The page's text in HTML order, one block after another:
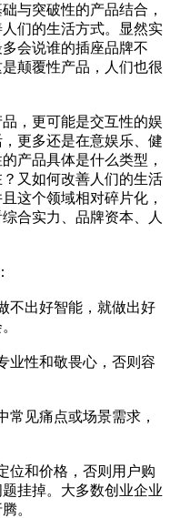
与突破性的产品结合，
们的生活方式。显然实
会说谁的插座品牌不
颠覆性产品，人们也很
，更可能是交互性的娱
更多还是在意娱乐、健
产品具体是什么类型，
又如何改善人们的生活
这个领域相对碎片化，
合实力、品牌资本、人
不出好智能，就做出好
业性和敬畏心，否则容
常见痛点或场景需求，
位和价格，否则用户购
挂掉。大多数创业企业
。